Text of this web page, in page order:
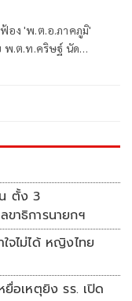
อง 'พ.ต.อ.ภาคภูมิ'
พ.ต.ท.คริษฐ์ นัด
ตั้ง 3
ขาธิการนายกฯ
จไม่ได้ หญิงไทย
ยื่อเหตุยิง รร. เปิด